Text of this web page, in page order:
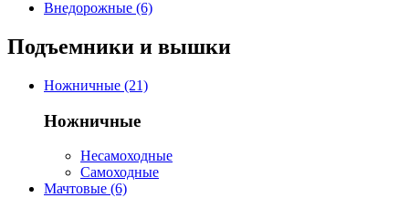
Внедорожные (6)
Подъемники и вышки
Ножничные (21)
Ножничные
Несамоходные
Самоходные
Мачтовые (6)